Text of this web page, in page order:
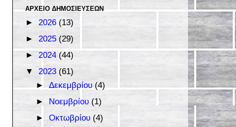
ΑΡΧΕΊΟ ΔΗΜΟΣΙΕΎΣΕΩΝ
► 2026 (13)
► 2025 (29)
► 2024 (44)
▼ 2023 (61)
►Δεκεμβρίου(4)
► Νοεμβρίου (1)
► Οκτωβρίου (4)